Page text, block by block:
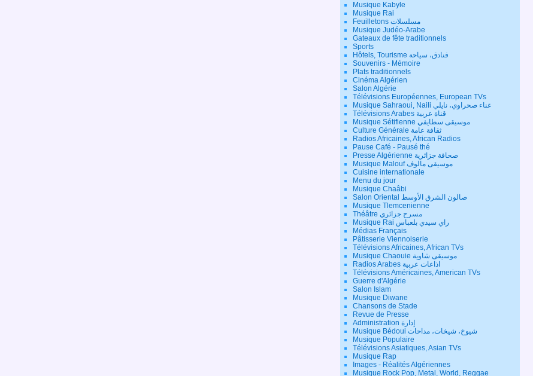
Musique Kabyle
Musique Rai
Feuilletons مسلسلات
Musique Judéo-Arabe
Gateaux de fête traditionnels
Sports
Hôtels, Tourisme فنادق، سياحة
Souvenirs - Mémoire
Plats traditionnels
Cinéma Algérien
Salon Algérie
Télévisions Européennes, European TVs
Musique Sahraoui, Naili غناء صحراوي، نايلي
Télévisions Arabes قناة عربية
Musique Sétifienne موسيقى سطايفي
Culture Générale ثقافة عامة
Radios Africaines, African Radios
Pause Café - Pausé thé
Presse Algérienne صحافة جزائرية
Musique Malouf موسيقى مالوف
Cuisine internationale
Menu du jour
Musique Chaâbi
Salon Oriental صالون الشرق الأوسط
Musique Tlemcenienne
Théâtre مسرح جزائري
Musique Rai راي سيدي بلعباس
Médias Français
Pâtisserie Viennoiserie
Télévisions Africaines, African TVs
Musique Chaouie موسيقى شاوية
Radios Arabes اذاعات عربية
Télévisions Américaines, American TVs
Guerre d'Algérie
Salon Islam
Musique Diwane
Chansons de Stade
Revue de Presse
Administration إدارة
Musique Bédoui شيوخ، شيخات، مداحات
Musique Populaire
Télévisions Asiatiques, Asian TVs
Musique Rap
Images - Réalités Algériennes
Musique Rock Pop, Metal, World, Reggae